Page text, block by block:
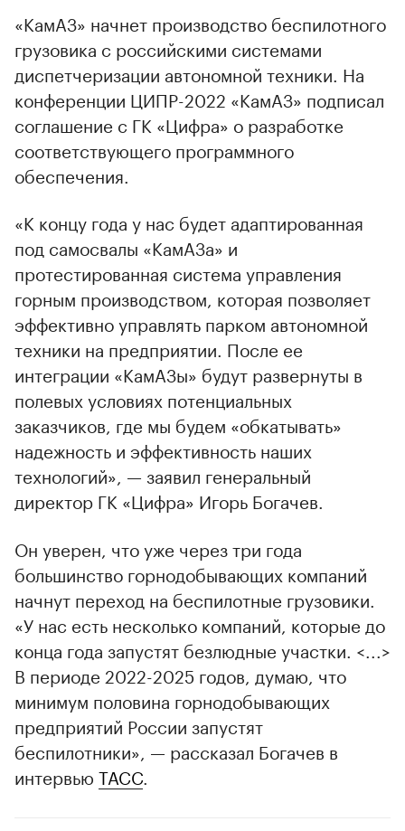
«КамАЗ» начнет производство беспилотного
грузовика с российскими системами
диспетчеризации автономной техники. На
конференции ЦИПР-2022 «КамАЗ» подписал
соглашение с ГК «Цифра» о разработке
соответствующего программного
обеспечения.
«К концу года у нас будет адаптированная
под самосвалы «КамАЗа» и
протестированная система управления
горным производством, которая позволяет
эффективно управлять парком автономной
техники на предприятии. После ее
интеграции «КамАЗы» будут развернуты в
полевых условиях потенциальных
заказчиков, где мы будем «обкатывать»
надежность и эффективность наших
технологий», — заявил генеральный
директор ГК «Цифра» Игорь Богачев.
00:00 / 00:00
Он уверен, что уже через три года
большинство горнодобывающих компаний
начнут переход на беспилотные грузовики.
«У нас есть несколько компаний, которые до
конца года запустят безлюдные участки. <...>
В периоде 2022-2025 годов, думаю, что
минимум половина горнодобывающих
предприятий России запустят
беспилотники», — рассказал Богачев в
интервью ТАСС